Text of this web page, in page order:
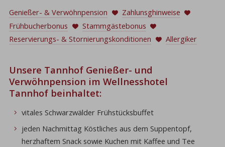
Genießer- & Verwöhnpension
Zahlunsghinweise
Frühbucherbonus
Stammgästebonus
Reservierungs- & Stornierungskonditionen
Allergiker
Unsere Tannhof Genießer- und
Verwöhnpension im Wellnesshotel
Tannhof beinhaltet:
vitales Schwarzwälder Frühstücksbuffet
jeden Nachmittag Köstliches aus dem Suppentopf,
herzhaftem Snack sowie Kuchen mit Kaffee und Tee